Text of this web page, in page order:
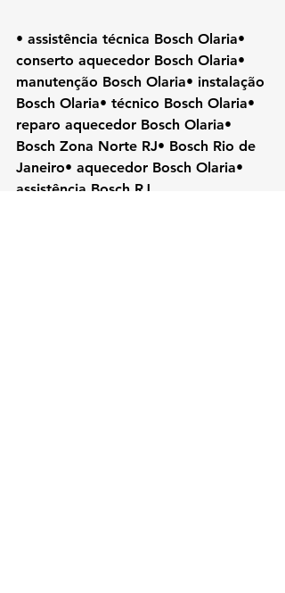
• assistência técnica Bosch Olaria•
conserto aquecedor Bosch Olaria•
manutenção Bosch Olaria• instalação
Bosch Olaria• técnico Bosch Olaria•
reparo aquecedor Bosch Olaria•
Bosch Zona Norte RJ• Bosch Rio de
Janeiro• aquecedor Bosch Olaria•
assistência Bosch RJ